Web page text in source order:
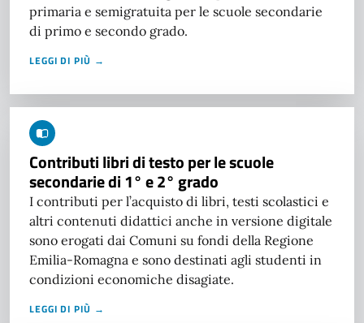
primaria e semigratuita per le scuole secondarie
di primo e secondo grado.
LEGGI DI PIÙ →
Contributi libri di testo per le scuole
secondarie di 1° e 2° grado
I contributi per l’acquisto di libri, testi scolastici e
altri contenuti didattici anche in versione digitale
sono erogati dai Comuni su fondi della Regione
Emilia-Romagna e sono destinati agli studenti in
condizioni economiche disagiate.
LEGGI DI PIÙ →